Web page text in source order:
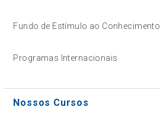
Fundo de Estímulo ao Conhecimento
Programas Internacionais
Nossos Cursos